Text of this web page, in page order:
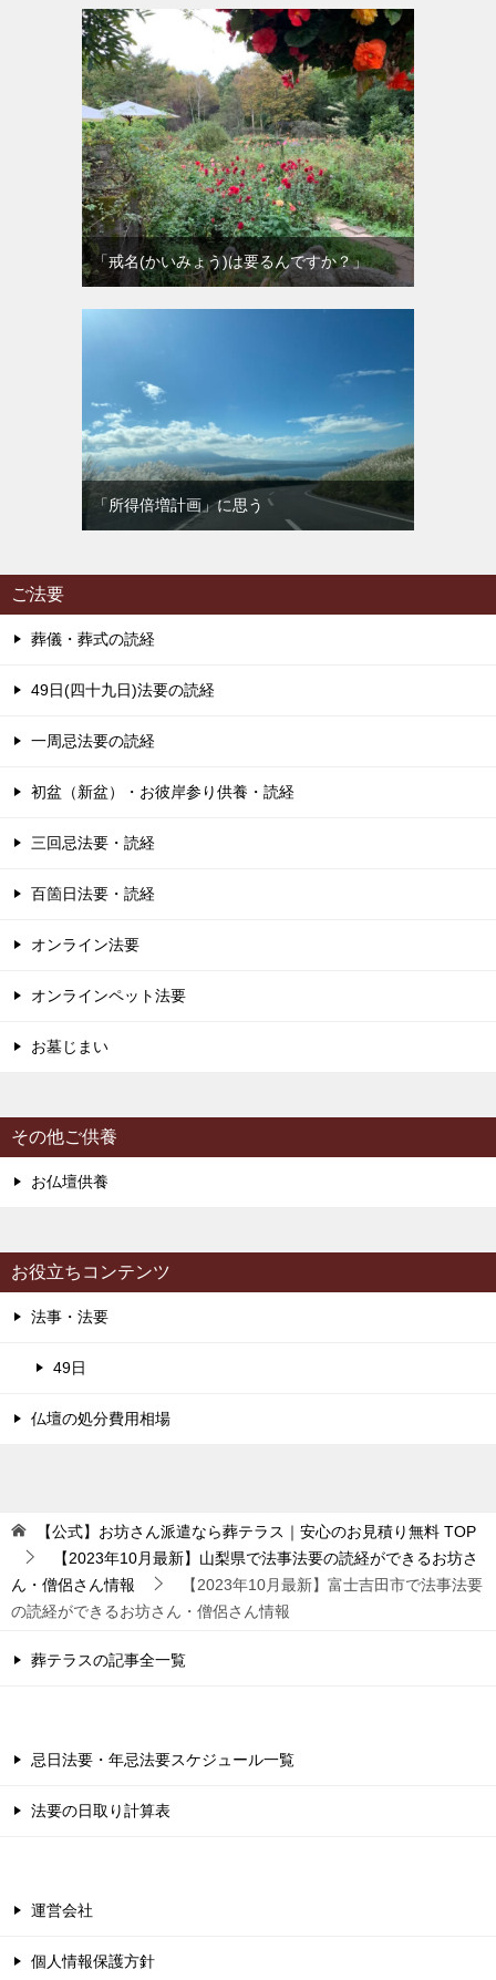
「戒名(かいみょう)は要るんですか？」
「所得倍増計画」に思う
ご法要
葬儀・葬式の読経
49日(四十九日)法要の読経
一周忌法要の読経
初盆（新盆）・お彼岸参り供養・読経
三回忌法要・読経
百箇日法要・読経
オンライン法要
オンラインペット法要
お墓じまい
その他ご供養
お仏壇供養
お役立ちコンテンツ
法事・法要
49日
仏壇の処分費用相場
【公式】お坊さん派遣なら葬テラス｜安心のお見積り無料 TOP
【2023年10月最新】山梨県で法事法要の読経ができるお坊さ
ん・僧侶さん情報
【2023年10月最新】富士吉田市で法事法要
の読経ができるお坊さん・僧侶さん情報
葬テラスの記事全一覧
忌日法要・年忌法要スケジュール一覧
法要の日取り計算表
運営会社
個人情報保護方針